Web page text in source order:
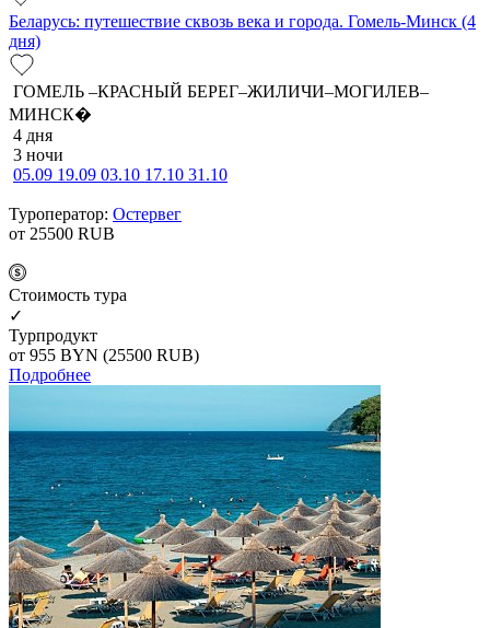
Беларусь: путешествие сквозь века и города. Гомель-Минск (4
дня)
ГОМЕЛЬ –КРАСНЫЙ БЕРЕГ–ЖИЛИЧИ–МОГИЛЕВ–
МИНСК�
4 дня
3 ночи
05.09 19.09 03.10 17.10 31.10
Туроператор: Остервег
от 25500 RUB
Cтоимость тура
✓
Турпродукт
от 955 BYN (25500 RUB)
Подробнее